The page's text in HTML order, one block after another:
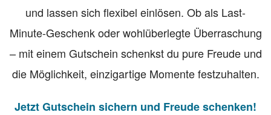
und lassen sich flexibel einlösen. Ob als Last-
Minute-Geschenk oder wohlüberlegte Überraschung
– mit einem Gutschein schenkst du pure Freude und
die Möglichkeit, einzigartige Momente festzuhalten.
Jetzt Gutschein sichern und Freude schenken!